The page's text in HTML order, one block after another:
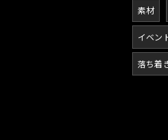
素材
イベン
落ち着